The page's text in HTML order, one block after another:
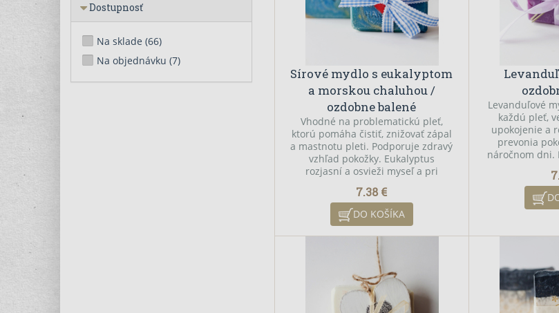
Dostupnosť
Na sklade (66)
Na objednávku (7)
Sírové mydlo s eukalyptom
a morskou chaluhou /
ozdobne balené
Vhodné na problematickú pleť,
ktorú pomáha čistiť, znižovať zápal
a mastnotu pleti. Podporuje zdravý
vzhľad pokožky. Eukalyptus
rozjasní a osvieži myseľ a pri
7.38 €
DO KOŠÍKA
Levanduľové
každú pleť,
upokojenie a
prevonia
náročnom dni.